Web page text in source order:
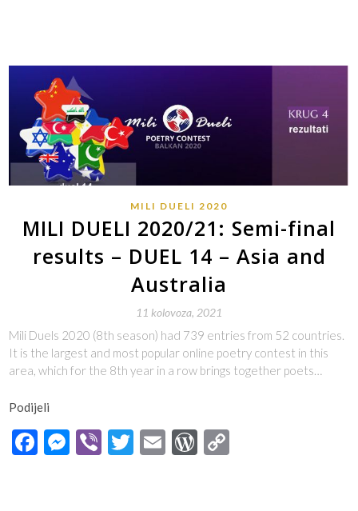
MILI DUELI 2020
MILI DUELI 2020/21: Semi-final
results – DUEL 14 – Asia and
Australia
11 kolovoza, 2021
Mili Duels 2020 (8th season) had 739 entries from 52 countries.
It is the largest and most popular online poetry contest in this
area, which for the 8th year in a row brings together poets…
Podijeli
Facebook
Messenger
ViberTwitter
EmailWordPress